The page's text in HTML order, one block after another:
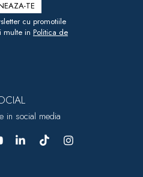
cu promotiile
multe in Politica de
in social media